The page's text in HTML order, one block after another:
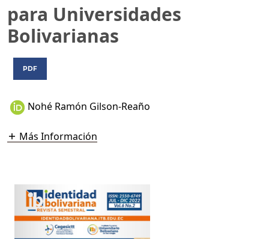
para Universidades
Bolivarianas
PDF
Nohé Ramón Gilson-Reaño
Más Información